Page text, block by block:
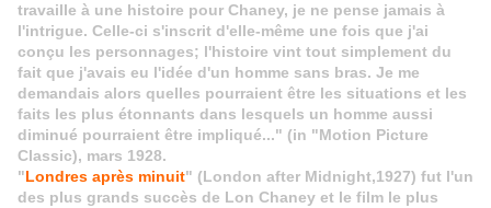
travaille à une histoire pour Chaney, je ne pense jamais à
l'intrigue. Celle-ci s'inscrit d'elle-même une fois que j'ai
conçu les personnages; l'histoire vint tout simplement du
fait que j'avais eu l'idée d'un homme sans bras. Je me
demandais alors quelles pourraient être les situations et les
faits les plus étonnants dans lesquels un homme aussi
diminué pourraient être impliqué..." (in "Motion Picture
Classic), mars 1928.
"Londres après minuit" (London after Midnight,1927) fut l'un
des plus grands succès de Lon Chaney et le film le plus